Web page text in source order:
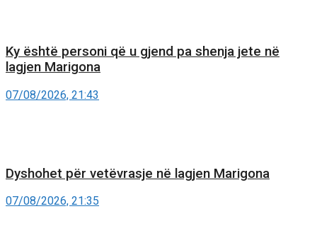
Ky është personi që u gjend pa shenja jete në
lagjen Marigona
07/08/2026, 21:43
Dyshohet për vetëvrasje në lagjen Marigona
07/08/2026, 21:35